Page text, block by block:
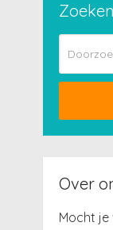
Zoeken
Over
Mocht je